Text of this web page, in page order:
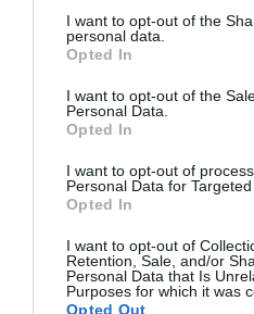
I want to opt-out of the
personal data.
Opted In
I want to opt-out of the
Personal Data.
Opted In
I want to opt-out of
Personal Data for Targeted
Opted In
I want to opt-out of
Retention, Sale, and/or
Personal Data that Is
Purposes for which it was
Opted Out
enterrament i 300
significativa la capacitat del
les necessitats actuals i
actuacions contemplen
solució als problemes
així com la millora de
amb la finalitat de garantir
i la integració estètica amb